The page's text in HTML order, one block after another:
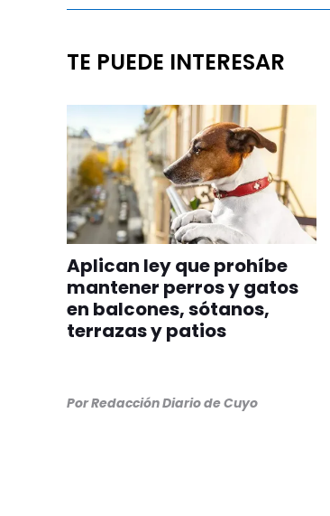
TE PUEDE INTERESAR
Aplican ley que prohíbe
mantener perros y gatos
en balcones, sótanos,
terrazas y patios
PorRedacción Diario de Cuyo